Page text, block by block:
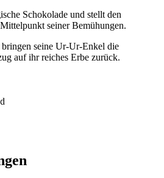
Schokolade und stellt den
seiner Bemühungen.
bringen seine Ur-Ur-Enkel die
auf ihr reiches Erbe zurück.